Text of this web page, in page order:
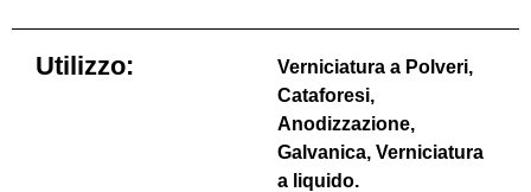
Utilizzo:
Verniciatura a Polveri,
Cataforesi,
Anodizzazione,
Galvanica, Verniciatura
a liquido.